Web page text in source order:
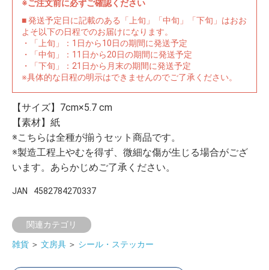
※ご注文前に必ずご確認ください
■ 発送予定日に記載のある「上旬」「中旬」「下旬」はおお
よそ以下の日程でのお届けになります。
・「上旬」：1日から10日の期間に発送予定
・「中旬」：11日から20日の期間に発送予定
・「下旬」：21日から月末の期間に発送予定
※具体的な日程の明示はできませんのでご了承ください。
【サイズ】7cm×5.7 cm
【素材】紙
※こちらは全種が揃うセット商品です。
※製造工程上やむを得ず、微細な傷が生じる場合がござ
います。あらかじめご了承ください。
JAN 4582784270337
関連カテゴリ
雑貨 ＞ 文房具 ＞ シール・ステッカー